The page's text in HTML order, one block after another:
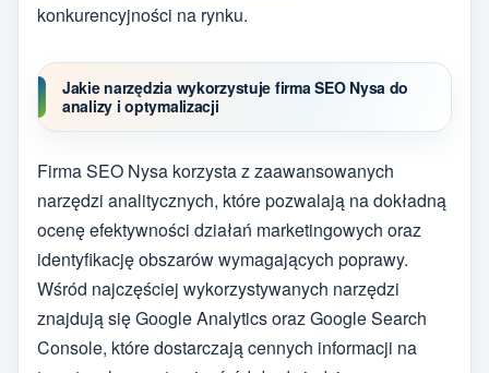
konkurencyjności na rynku.
Jakie narzędzia wykorzystuje firma SEO Nysa do
analizy i optymalizacji
Firma SEO Nysa korzysta z zaawansowanych
narzędzi analitycznych, które pozwalają na dokładną
ocenę efektywności działań marketingowych oraz
identyfikację obszarów wymagających poprawy.
Wśród najczęściej wykorzystywanych narzędzi
znajdują się Google Analytics oraz Google Search
Console, które dostarczają cennych informacji na